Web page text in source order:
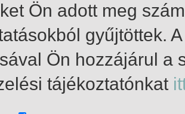
Ön adott meg
gyűjtöttek.
Ön hozzájárul a
tájékoztatónkat